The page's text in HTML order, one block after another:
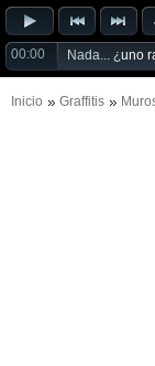
00:00 Nada... ¿uno
Inicio Graffitis